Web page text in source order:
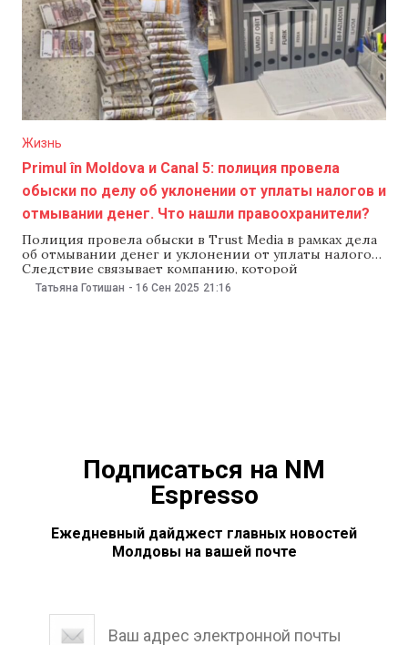
Жизнь
Primul în Moldova и Canal 5: полиция провела
обыски по делу об уклонении от уплаты налогов и
отмывании денег. Что нашли правоохранители?
Полиция провела обыски в Trust Media в рамках дела
об отмывании денег и уклонении от уплаты налогов.
Следствие связывает компанию, которой
принадлежат телеканалы Primul în Moldova и Canal 5, с
Татьяна Готишан - 16 Сен 2025 21:16
Подписаться на NM
Espresso
Ежедневный дайджест главных новостей
Молдовы на вашей почте